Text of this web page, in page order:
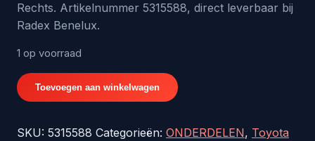
was:
is:
Rechts. Artikelnummer 5315588, direct leverbaar bij
Radex Benelux.
1 op voorraad
SLEEPOOG
KAPJE
15+
Toevoegen aan winkelwagen
SKU: 5315588 Categorieën: ONDERDELEN, Toyota